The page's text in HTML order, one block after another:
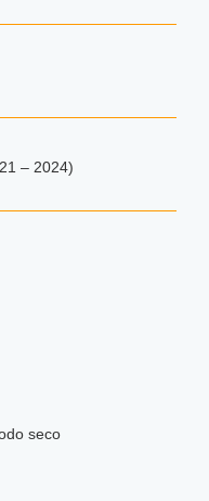
– 2024)
seco